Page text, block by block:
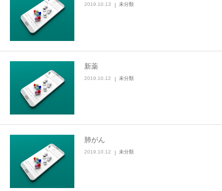
2019.10.13 未分類
新薬
2019.10.12 未分類
肺がん
2019.10.12 未分類